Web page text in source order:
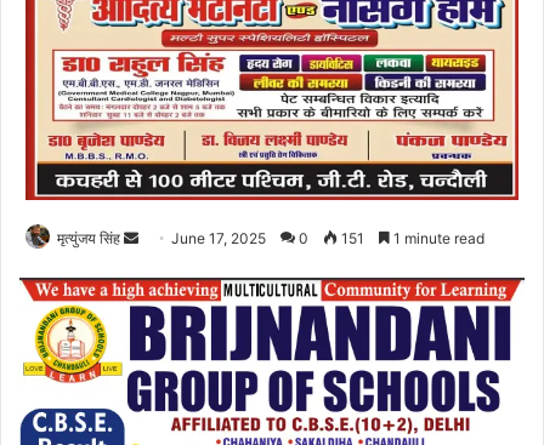
मृत्युंजय सिंह
Send
email
June 17, 2025 0 151 1 minute read